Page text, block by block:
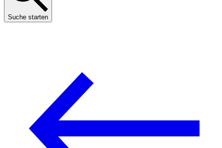
Suche starten